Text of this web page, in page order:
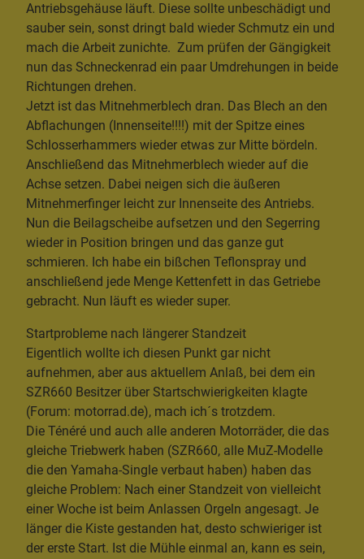
Antriebsgehäuse läuft. Diese sollte unbeschädigt und
sauber sein, sonst dringt bald wieder Schmutz ein und
mach die Arbeit zunichte. Zum prüfen der Gängigkeit
nun das Schneckenrad ein paar Umdrehungen in beide
Richtungen drehen.
Jetzt ist das Mitnehmerblech dran. Das Blech an den
Abflachungen (Innenseite!!!!) mit der Spitze eines
Schlosserhammers wieder etwas zur Mitte bördeln.
Anschließend das Mitnehmerblech wieder auf die
Achse setzen. Dabei neigen sich die äußeren
Mitnehmerfinger leicht zur Innenseite des Antriebs.
Nun die Beilagscheibe aufsetzen und den Segerring
wieder in Position bringen und das ganze gut
schmieren. Ich habe ein bißchen Teflonspray und
anschließend jede Menge Kettenfett in das Getriebe
gebracht. Nun läuft es wieder super.
Startprobleme nach längerer Standzeit
Eigentlich wollte ich diesen Punkt gar nicht
aufnehmen, aber aus aktuellem Anlaß, bei dem ein
SZR660 Besitzer über Startschwierigkeiten klagte
(Forum: motorrad.de), mach ich´s trotzdem.
Die Ténéré und auch alle anderen Motorräder, die das
gleiche Triebwerk haben (SZR660, alle MuZ-Modelle
die den Yamaha-Single verbaut haben) haben das
gleiche Problem: Nach einer Standzeit von vielleicht
einer Woche ist beim Anlassen Orgeln angesagt. Je
länger die Kiste gestanden hat, desto schwieriger ist
der erste Start. Ist die Mühle einmal an, kann es sein,